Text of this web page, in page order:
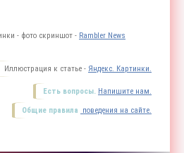
- фото скриншот - Rambler News
Иллюстрация к статье - Яндекс. Картинки.
Есть вопросы. Напишите нам.
Общие правила поведения на сайте.